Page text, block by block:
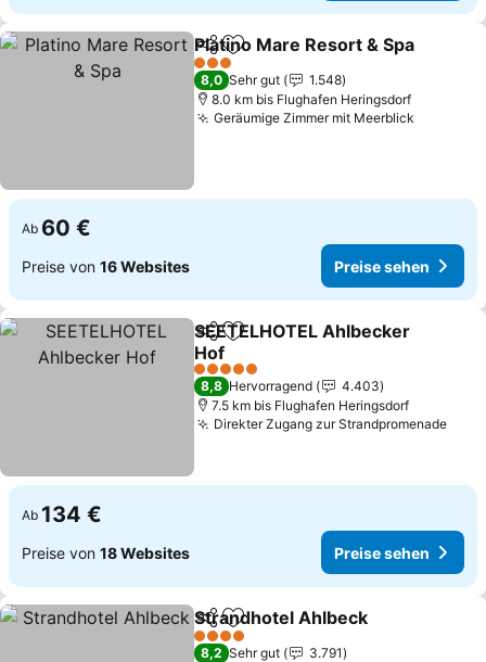
TeilenZu Favoriten hinzufügen
Platino Mare Resort & Spa
3 Sterne
8,0 Sehr gut
1.548
8.0 km bis Flughafen Heringsdorf
Geräumige Zimmer mit Meerblick
Ab 60 €
Preise von 16 Websites Preise sehen
TeilenZu Favoriten hinzufügen
SEETELHOTEL Ahlbecker
Hof
5 Sterne
8,8 Hervorragend
4.403
7.5 km bis Flughafen Heringsdorf
Direkter Zugang zur Strandpromenade
Ab 134 €
Preise von 18 Websites Preise sehen
TeilenZu Favoriten hinzufügen
Strandhotel Ahlbeck
4 Sterne
8,2 Sehr gut
3.791